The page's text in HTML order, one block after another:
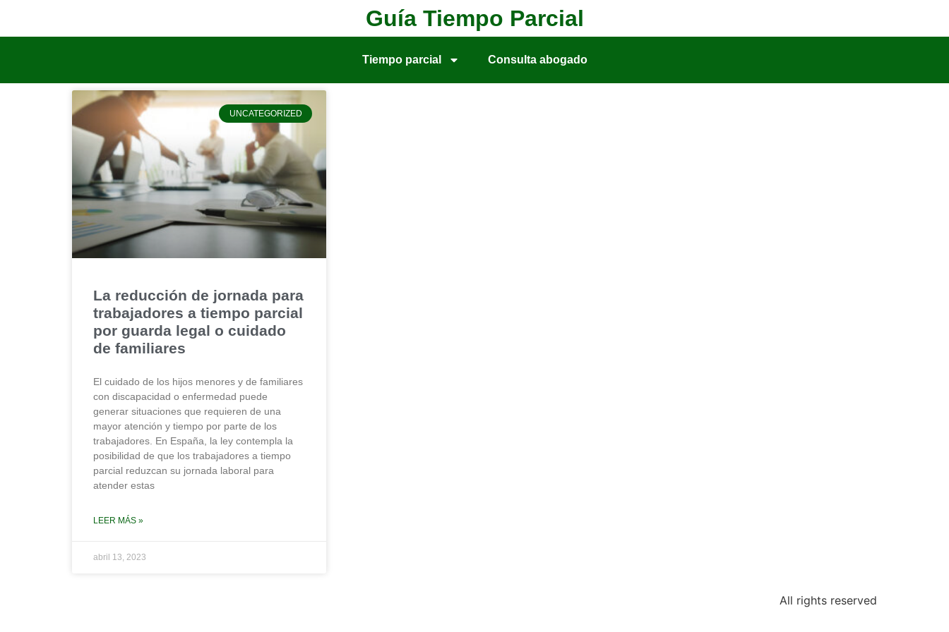
Guía Tiempo Parcial
Tiempo parcial Consulta abogado
UNCATEGORIZED
La reducción de jornada para
trabajadores a tiempo parcial
por guarda legal o cuidado
de familiares
El cuidado de los hijos menores y de familiares
con discapacidad o enfermedad puede
generar situaciones que requieren de una
mayor atención y tiempo por parte de los
trabajadores. En España, la ley contempla la
posibilidad de que los trabajadores a tiempo
parcial reduzcan su jornada laboral para
atender estas
LEER MÁS »
abril 13, 2023
All rights reserved